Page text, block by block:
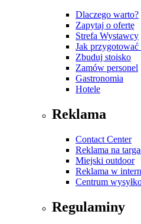
Dlaczego warto?
Zapytaj o ofertę
Strefa Wystawcy
Jak
Zbuduj stoisko
Zamów personel
Gastronomia
Hotele
Reklama
Contact Center
Reklama na
Miejski outdoor
Reklama w
Centrum
Regulaminy